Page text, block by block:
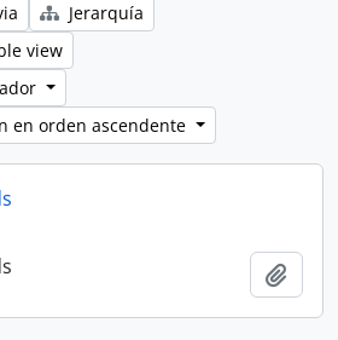
Jerarquía
view
en orden ascendente